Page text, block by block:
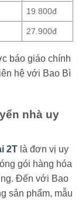
19.800đ
27.900đ
báo giáo chính
hệ với Bao Bì
nhà uy
2T là đơn vị uy
gói hàng hóa
Đến với Bao
sản phẩm, mẫu